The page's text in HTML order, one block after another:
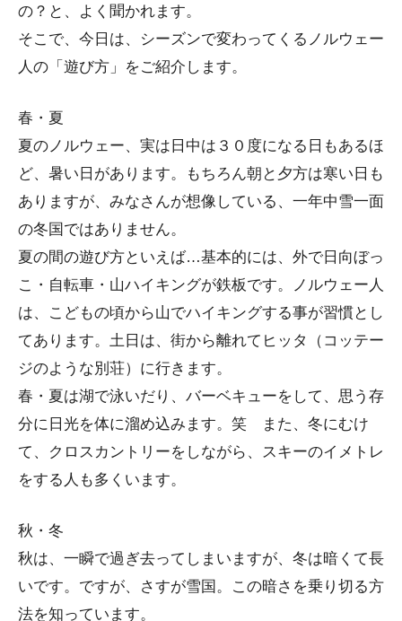
の？と、よく聞かれます。
そこで、今日は、シーズンで変わってくるノルウェー
人の「遊び方」をご紹介します。
春・夏
夏のノルウェー、実は日中は３０度になる日もあるほ
ど、暑い日があります。もちろん朝と夕方は寒い日も
ありますが、みなさんが想像している、一年中雪一面
の冬国ではありません。
夏の間の遊び方といえば…基本的には、外で日向ぼっ
こ・自転車・山ハイキングが鉄板です。ノルウェー人
は、こどもの頃から山でハイキングする事が習慣とし
てあります。土日は、街から離れてヒッタ（コッテー
ジのような別荘）に行きます。
春・夏は湖で泳いだり、バーベキューをして、思う存
分に日光を体に溜め込みます。笑 また、冬にむけ
て、クロスカントリーをしながら、スキーのイメトレ
をする人も多くいます。
秋・冬
秋は、一瞬で過ぎ去ってしまいますが、冬は暗くて長
いです。ですが、さすが雪国。この暗さを乗り切る方
法を知っています。